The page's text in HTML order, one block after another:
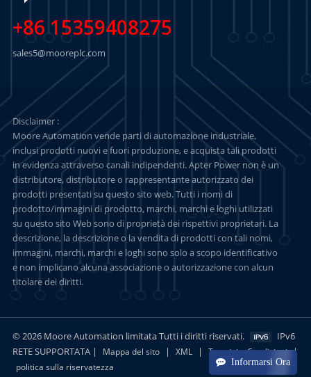
Informarsi Ora
+86 15359408275
sales5@mooreplc.com
Disclaimer :
Moore Automation vende parti di automazione industriale,
inclusi prodotti nuovi e fuori produzione, e acquista tali prodotti
in evidenza attraverso canali indipendenti. Apter Power non è un
distributore, distributore o rappresentante autorizzato dei
prodotti presentati su questo sito web. Tutti i nomi di
prodotto/immagini di prodotto, marchi, marchi e loghi utilizzati
su questo sito Web sono di proprietà dei rispettivi proprietari. La
descrizione, la descrizione o la vendita di prodotti con tali nomi,
immagini, marchi, marchi e loghi sono solo a scopo identificativo
e non implicano alcuna associazione o autorizzazione con alcun
titolare dei diritti.
© 2026 Moore Automation limitata Tutti i diritti riservati.
IPv6
RETE SUPPORTATA |
Mappa del sito | XML | Termini e Condizioni |
politica sulla riservatezza